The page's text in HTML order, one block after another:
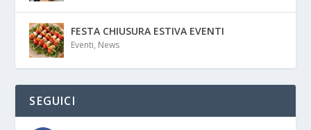
FESTA CHIUSURA ESTIVA EVENTI
Eventi, News
SEGUICI